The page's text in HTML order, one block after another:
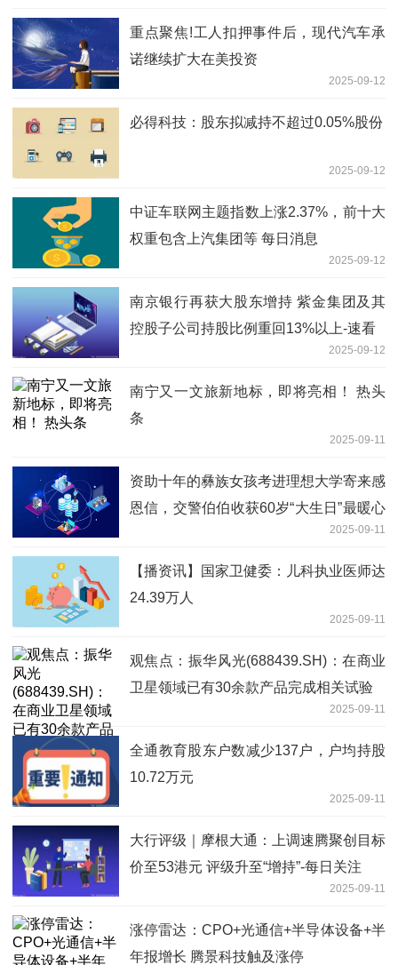
重点聚焦!工人扣押事件后，现代汽车承
诺继续扩大在美投资
2025-09-12
必得科技：股东拟减持不超过0.05%股份
2025-09-12
中证车联网主题指数上涨2.37%，前十大
权重包含上汽集团等 每日消息
2025-09-12
南京银行再获大股东增持 紫金集团及其
控股子公司持股比例重回13%以上-速看
2025-09-12
南宁又一文旅新地标，即将亮相！ 热头
条
2025-09-11
资助十年的彝族女孩考进理想大学寄来感
恩信，交警伯伯收获60岁“大生日”最暖心
2025-09-11
【播资讯】国家卫健委：儿科执业医师达
24.39万人
2025-09-11
观焦点：振华风光(688439.SH)：在商业
卫星领域已有30余款产品完成相关试验
2025-09-11
全通教育股东户数减少137户，户均持股
10.72万元
2025-09-11
大行评级｜摩根大通：上调速腾聚创目标
价至53港元 评级升至“增持”-每日关注
2025-09-11
涨停雷达：CPO+光通信+半导体设备+半
年报增长 腾景科技触及涨停